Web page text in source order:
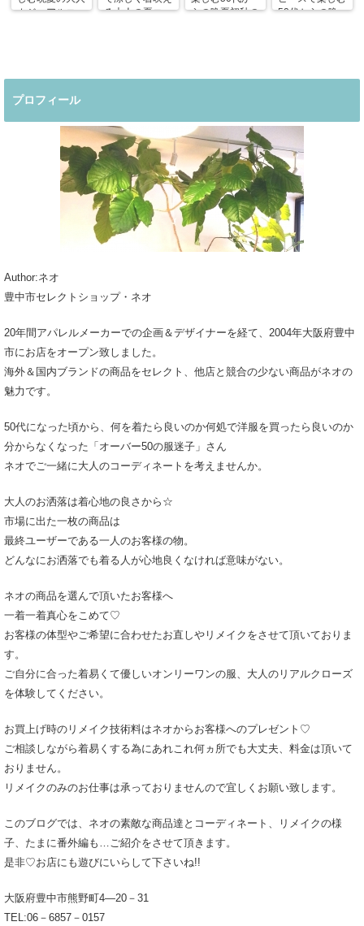
カジュアルコー
る大人の夏コー
らの晩夏初秋の
50代からの晩
プロフィール
Author:ネオ
豊中市セレクトショップ・ネオ
20年間アパレルメーカーでの企画＆デザイナーを経て、2004年大阪府豊中
市にお店をオープン致しました。
海外＆国内ブランドの商品をセレクト、他店と競合の少ない商品がネオの
魅力です。
50代になった頃から、何を着たら良いのか何処で洋服を買ったら良いのか
分からなくなった「オーバー50の服迷子」さん
ネオでご一緒に大人のコーディネートを考えませんか。
大人のお洒落は着心地の良さから☆
市場に出た一枚の商品は
最終ユーザーである一人のお客様の物。
どんなにお洒落でも着る人が心地良くなければ意味がない。
ネオの商品を選んで頂いたお客様へ
一着一着真心をこめて♡
お客様の体型やご希望に合わせたお直しやリメイクをさせて頂いておりま
す。
ご自分に合った着易くて優しいオンリーワンの服、大人のリアルクローズ
を体験してください。
お買上げ時のリメイク技術料はネオからお客様へのプレゼント♡
ご相談しながら着易くする為にあれこれ何ヵ所でも大丈夫、料金は頂いて
おりません。
リメイクのみのお仕事は承っておりませんので宜しくお願い致します。
このブログでは、ネオの素敵な商品達とコーディネート、リメイクの様
子、たまに番外編も…ご紹介をさせて頂きます。
是非♡お店にも遊びにいらして下さいね!!
大阪府豊中市熊野町4―20－31
TEL:06－6857－0157